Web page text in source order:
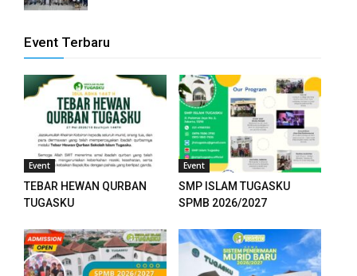
Event Terbaru
Event
TEBAR HEWAN QURBAN
TUGASKU
Event
SMP ISLAM TUGASKU
SPMB 2026/2027